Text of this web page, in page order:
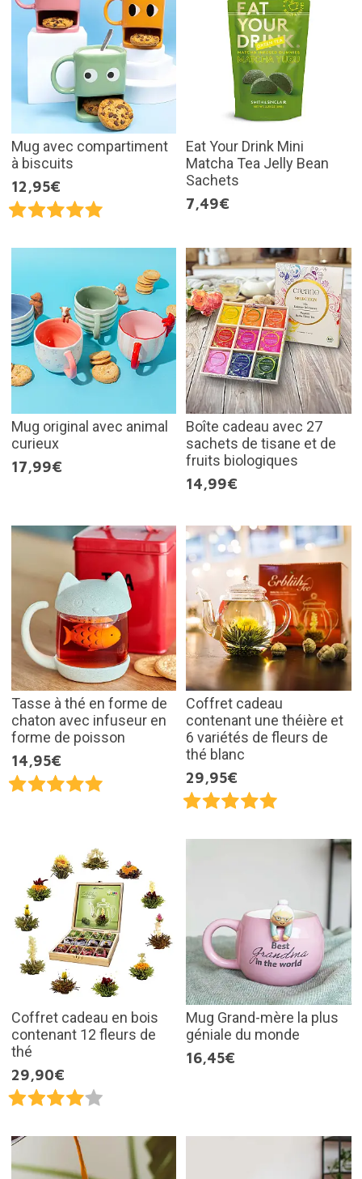
Mug avec compartiment
à biscuits
12,95€
Eat Your Drink Mini
Matcha Tea Jelly Bean
Sachets
7,49€
Mug original avec animal
curieux
17,99€
Boîte cadeau avec 27
sachets de tisane et de
fruits biologiques
14,99€
Tasse à thé en forme de
chaton avec infuseur en
forme de poisson
14,95€
Coffret cadeau
contenant une théière et
6 variétés de fleurs de
thé blanc
29,95€
Coffret cadeau en bois
contenant 12 fleurs de
thé
29,90€
Mug Grand-mère la plus
géniale du monde
16,45€